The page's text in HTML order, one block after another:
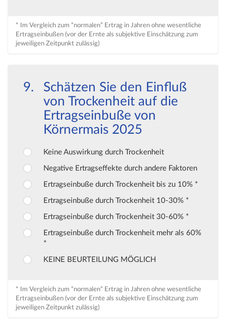
* Im Vergleich zum “normalen” Ertrag in Jahren ohne wesentliche
Ertragseinbußen (vor der Ernte als subjektive Einschätzung zum
jeweiligen Zeitpunkt zulässig)
Schätzen Sie den Einfluß
von Trockenheit auf die
Ertragseinbuße von
Körnermais 2025
Keine Auswirkung durch Trockenheit
Negative Ertragseffekte durch andere Faktoren
Ertragseinbuße durch Trockenheit bis zu 10% *
Ertragseinbuße durch Trockenheit 10-30% *
Ertragseinbuße durch Trockenheit 30-60% *
Ertragseinbuße durch Trockenheit mehr als 60%
*
KEINE BEURTEILUNG MÖGLICH
* Im Vergleich zum “normalen” Ertrag in Jahren ohne wesentliche
Ertragseinbußen (vor der Ernte als subjektive Einschätzung zum
jeweiligen Zeitpunkt zulässig)